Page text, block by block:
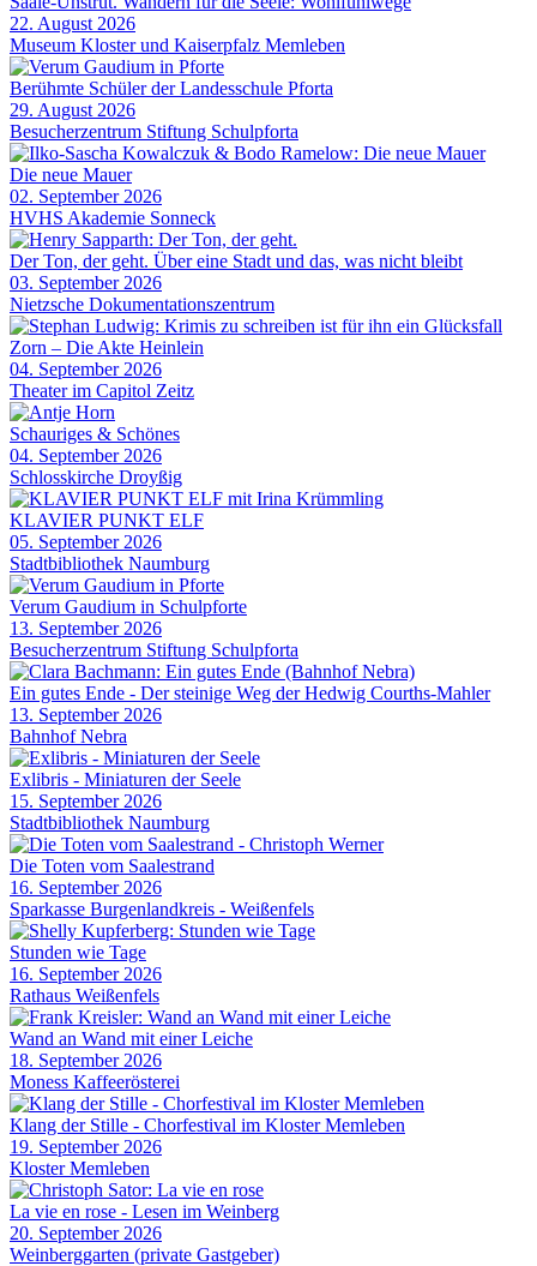
22. August 2026
Museum Kloster und Kaiserpfalz Memleben
Berühmte Schüler der Landesschule Pforta
29. August 2026
Besucherzentrum Stiftung Schulpforta
Die neue Mauer
02. September 2026
HVHS Akademie Sonneck
Der Ton, der geht. Über eine Stadt und das, was nicht bleibt
03. September 2026
Nietzsche Dokumentationszentrum
Zorn – Die Akte Heinlein
04. September 2026
Theater im Capitol Zeitz
Schauriges & Schönes
04. September 2026
Schlosskirche Droyßig
KLAVIER PUNKT ELF
05. September 2026
Stadtbibliothek Naumburg
Verum Gaudium in Schulpforte
13. September 2026
Besucherzentrum Stiftung Schulpforta
Ein gutes Ende - Der steinige Weg der Hedwig Courths-Mahler
13. September 2026
Bahnhof Nebra
Exlibris - Miniaturen der Seele
15. September 2026
Stadtbibliothek Naumburg
Die Toten vom Saalestrand
16. September 2026
Sparkasse Burgenlandkreis - Weißenfels
Stunden wie Tage
16. September 2026
Rathaus Weißenfels
Wand an Wand mit einer Leiche
18. September 2026
Moness Kaffeerösterei
Klang der Stille - Chorfestival im Kloster Memleben
19. September 2026
Kloster Memleben
La vie en rose - Lesen im Weinberg
20. September 2026
Weinberggarten (private Gastgeber)